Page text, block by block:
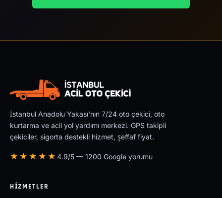
İstanbul Anadolu Yakası'nın 7/24 oto çekici, oto
kurtarma ve acil yol yardımı merkezi. GPS takipli
çekiciler, sigorta destekli hizmet, şeffaf fiyat.
★★★★★ 4.9/5 — 1200 Google yorumu
HIZMETLER